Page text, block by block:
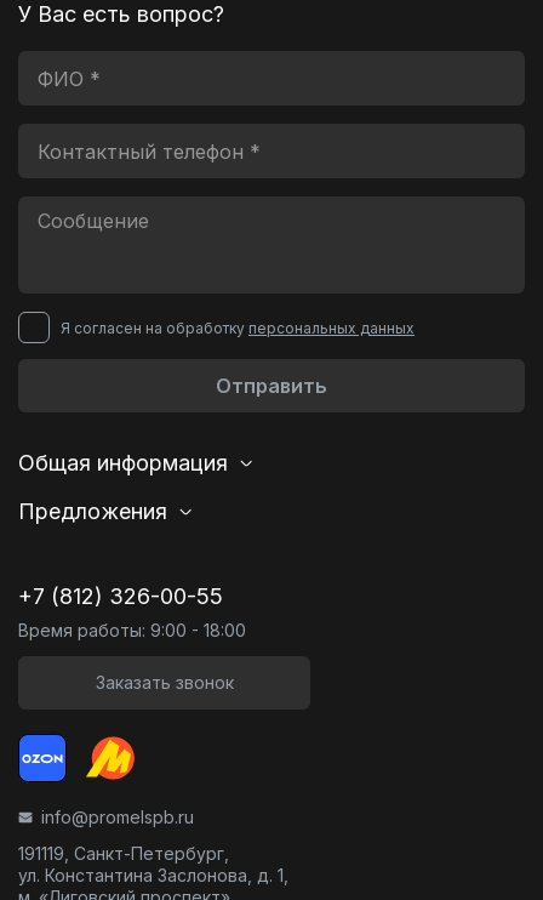
У Вас есть вопрос?
Я согласен на обработку персональных данных
Отправить
Общая информация
Предложения
+7 (812) 326-00-55
Время работы: 9:00 - 18:00
Заказать звонок
info@promelspb.ru
191119, Санкт-Петербург,
ул. Константина Заслонова, д. 1,